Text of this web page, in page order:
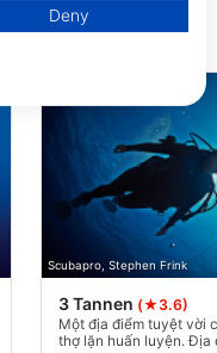
Scubapro, Stephen Frink
3 Tannen (★3.6)
Một địa điểm tuyệt vời
thợ lặn huấn luyện. Địa
and send to the USA.
to this website/app.
device
Deny